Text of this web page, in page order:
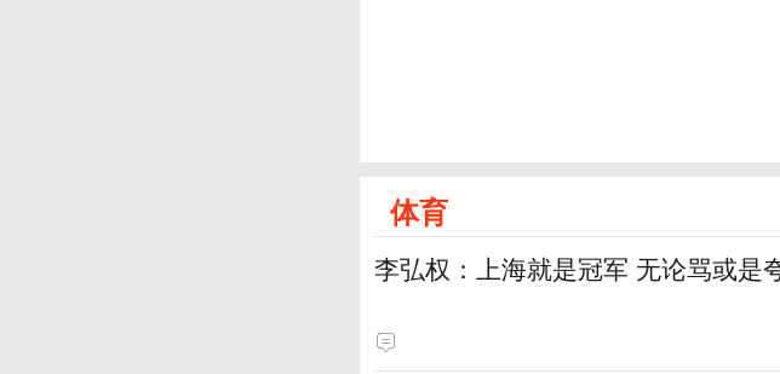
体育
李弘权：上海就是冠军 无论骂或是